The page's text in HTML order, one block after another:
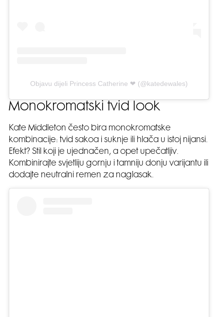
Objavu dijeli Princess Catherine ❤︎ (@katedewales)
Monokromatski tvid look
Kate Middleton često bira monokromatske
kombinacije: tvid sakoa i suknje ili hlača u istoj nijansi.
Efekt? Stil koji je ujednačen, a opet upečatljiv.
Kombinirajte svjetliju gornju i tamniju donju varijantu ili
dodajte neutralni remen za naglasak.